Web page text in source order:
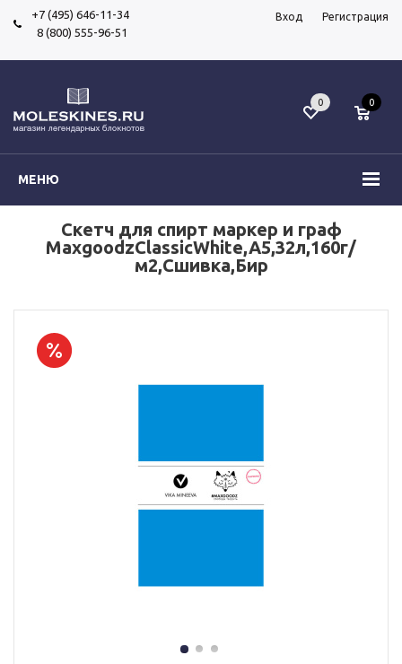
+7 (495) 646-11-34
8 (800) 555-96-51
Вход Регистрация
МЕНЮ
0 0
Скетч для спирт маркер и граф
MaxgoodzClassicWhite,A5,32л,160г/
м2,Сшивка,Бир